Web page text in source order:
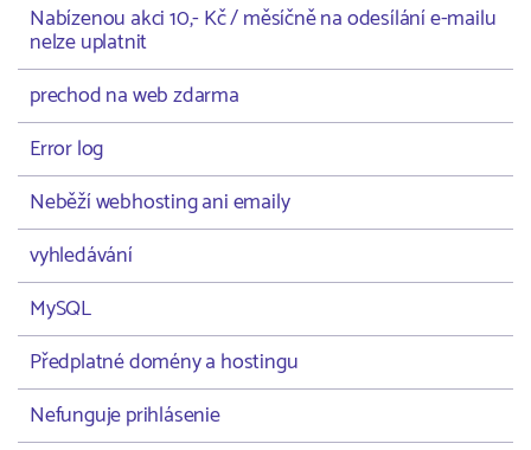
Nabízenou akci 10,- Kč / měsíčně na odesílání e-mailu
nelze uplatnit
prechod na web zdarma
Error log
Neběží webhosting ani emaily
vyhledávání
MySQL
Předplatné domény a hostingu
Nefunguje prihlásenie